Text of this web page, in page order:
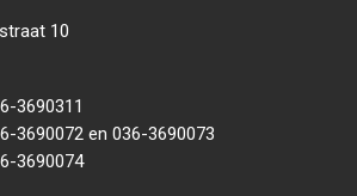
10
3690311
3690072 en 036-3690073
3690074